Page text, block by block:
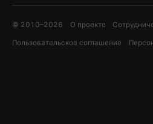
© 2010–2026 О проекте
Пользовательское соглашение